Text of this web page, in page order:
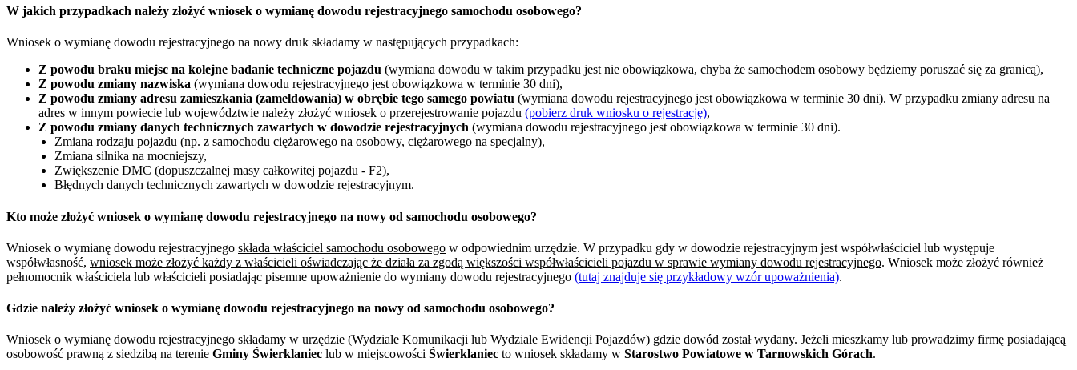
W jakich przypadkach należy złożyć wniosek o wymianę dowodu rejestracyjnego samochodu osobowego?
Wniosek o wymianę dowodu rejestracyjnego na nowy druk składamy w następujących przypadkach:
Z powodu braku miejsc na kolejne badanie techniczne pojazdu (wymiana dowodu w takim przypadku jest nie obowiązkowa, chyba że samochodem osobowy będziemy poruszać się za granicą),
Z powodu zmiany nazwiska (wymiana dowodu rejestracyjnego jest obowiązkowa w terminie 30 dni),
Z powodu zmiany adresu zamieszkania (zameldowania) w obrębie tego samego powiatu (wymiana dowodu rejestracyjnego jest obowiązkowa w terminie 30 dni). W przypadku zmiany adresu na
adres w innym powiecie lub województwie należy złożyć wniosek o przerejestrowanie pojazdu (pobierz druk wniosku o rejestrację),
Z powodu zmiany danych technicznych zawartych w dowodzie rejestracyjnych (wymiana dowodu rejestracyjnego jest obowiązkowa w terminie 30 dni).
Zmiana rodzaju pojazdu (np. z samochodu ciężarowego na osobowy, ciężarowego na specjalny),
Zmiana silnika na mocniejszy,
Zwiększenie DMC (dopuszczalnej masy całkowitej pojazdu - F2),
Błędnych danych technicznych zawartych w dowodzie rejestracyjnym.
Kto może złożyć wniosek o wymianę dowodu rejestracyjnego na nowy od samochodu osobowego?
Wniosek o wymianę dowodu rejestracyjnego składa właściciel samochodu osobowego w odpowiednim urzędzie. W przypadku gdy w dowodzie rejestracyjnym jest współwłaściciel lub występuje
współwłasność, wniosek może złożyć każdy z właścicieli oświadczając że działa za zgodą większości współwłaścicieli pojazdu w sprawie wymiany dowodu rejestracyjnego. Wniosek może złożyć również
pełnomocnik właściciela lub właścicieli posiadając pisemne upoważnienie do wymiany dowodu rejestracyjnego (tutaj znajduje się przykładowy wzór upoważnienia).
Gdzie należy złożyć wniosek o wymianę dowodu rejestracyjnego na nowy od samochodu osobowego?
Wniosek o wymianę dowodu rejestracyjnego składamy w urzędzie (Wydziale Komunikacji lub Wydziale Ewidencji Pojazdów) gdzie dowód został wydany. Jeżeli mieszkamy lub prowadzimy firmę posiadającą
osobowość prawną z siedzibą na terenie Gminy Świerklaniec lub w miejscowości Świerklaniec to wniosek składamy w Starostwo Powiatowe w Tarnowskich Górach.